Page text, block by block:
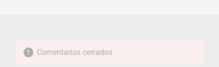
Comentarios cerrados